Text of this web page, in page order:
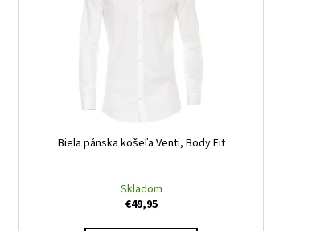
Biela pánska košeľa Venti, Body Fit
Skladom
€49,95